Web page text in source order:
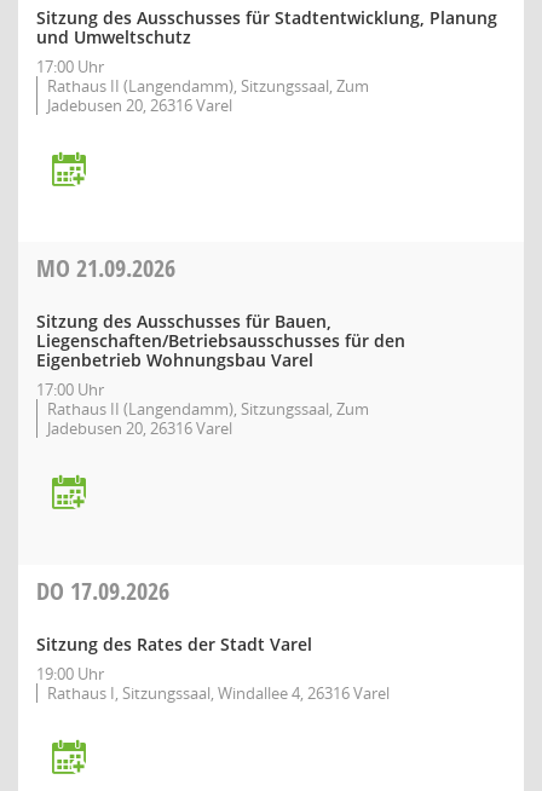
Sitzung des Ausschusses für Stadtentwicklung, Planung
und Umweltschutz
17:00 Uhr
Rathaus II (Langendamm), Sitzungssaal, Zum
Jadebusen 20, 26316 Varel
MO 21.09.2026
Sitzung des Ausschusses für Bauen,
Liegenschaften/Betriebsausschusses für den
Eigenbetrieb Wohnungsbau Varel
17:00 Uhr
Rathaus II (Langendamm), Sitzungssaal, Zum
Jadebusen 20, 26316 Varel
DO 17.09.2026
Sitzung des Rates der Stadt Varel
19:00 Uhr
Rathaus I, Sitzungssaal, Windallee 4, 26316 Varel